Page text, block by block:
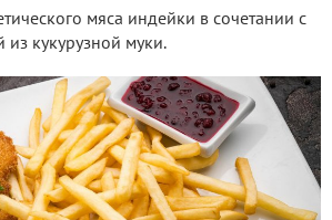
мяса индейки в сочетании с
кукурузной муки.